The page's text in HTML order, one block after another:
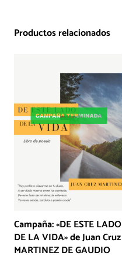
Productos relacionados
Campaña: «DE ESTE LADO
DE LA VIDA» de Juan Cruz
MARTINEZ DE GAUDIO